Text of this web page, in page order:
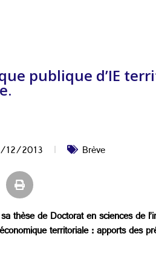
publique d’IE
12/2013 Brève
de Doctorat en sciences de
territoriale : apports des